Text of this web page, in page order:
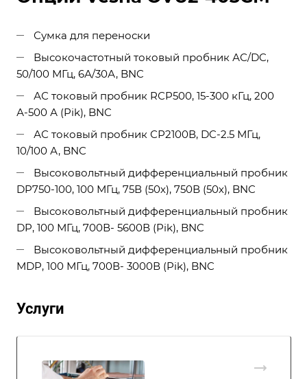
Сумка для переноски
Высокочастотный токовый пробник АС/DC,
50/100 МГц, 6А/30А, BNC
АС токовый пробник RСP500, 15-300 кГц, 200
А-500 А (Pik), BNC
АС токовый пробник СР2100В, DC-2.5 МГц,
10/100 А, BNC
Высоковольтный дифференциальный пробник
DP750-100, 100 МГц, 75В (50х), 750В (50х), BNC
Высоковольтный дифференциальный пробник
DP, 100 МГц, 700В- 5600В (Pik), BNC
Высоковольтный дифференциальный пробник
МDP, 100 МГц, 700В- 3000В (Pik), BNC
Услуги